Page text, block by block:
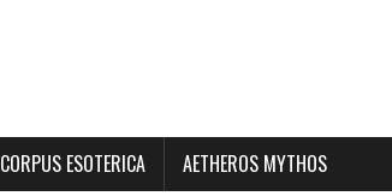
CORPUS ESOTERICA AETHEROS MYTHOS